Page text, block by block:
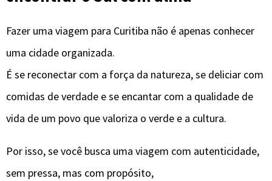
Fazer uma viagem para Curitiba não é apenas conhecer
uma cidade organizada.
É se reconectar com a força da natureza, se deliciar com
comidas de verdade e se encantar com a qualidade de
vida de um povo que valoriza o verde e a cultura.
Por isso, se você busca uma viagem com autenticidade,
sem pressa, mas com propósito,